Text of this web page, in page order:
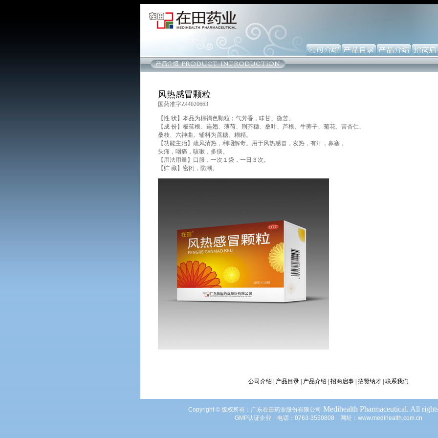
风热感冒颗粒
国药准字Z44020663
【性 状】本品为棕褐色颗粒；气芳香，味甘、微苦。
【成 份】板蓝根、连翘、薄荷、荆芥穗、桑叶、芦根、牛蒡子、菊花、苦杏仁、
桑枝、六神曲。辅料为蔗糖、糊精。
【功能主治】疏风清热，利咽解毒。用于风热感冒，发热，有汗，鼻塞，
头痛，咽痛，咳嗽，多痰。
【用法用量】口服，一次１袋，一日３次。
【贮 藏】密闭，防潮。
公司介绍 产品目录 产品介绍 招商启事 招贤纳才 联系我们
Copyright © 版权所有：广东在田药业股份有限公司 Medihealth Pharmaceutical. All
GMP认证企业 电话： 0763-3550808 网址： www.medihealth.com.cn